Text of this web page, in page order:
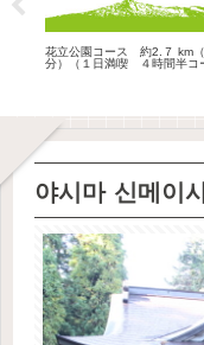
花立公園コース 約2.７ km
分）（１日満喫 ４時間半コ
야시마 신메이